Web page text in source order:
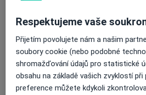
Recenze pacientů jsou pro
Specialisté nemají
odstranění nebo změnu
Další informace. Další
Respektujeme vaše
Přijetím povolujete nám a našim
soubory cookie (nebo podobné
shromažďování údajů pro statistické
obsahu na základě vašich zvyklostí při
preference můžete kdykoli